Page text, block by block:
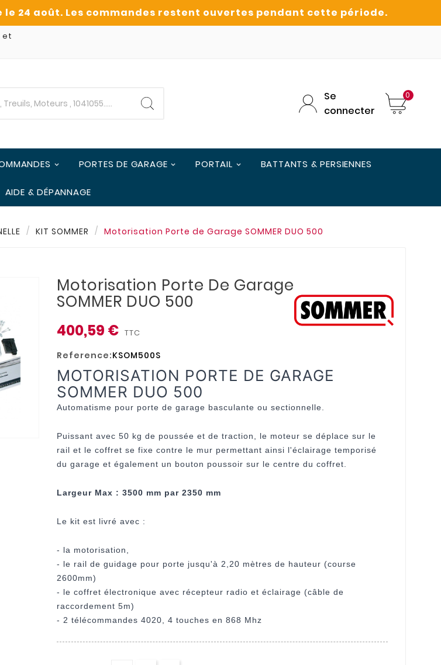
et
Se
connecter
0
PORTES DE GARAGE PORTAIL BATTANTS & PERSIENNES
AIDE & DÉPANNAGE
KIT SOMMER Motorisation Porte de Garage SOMMER DUO 500
Motorisation Porte De Garage
SOMMER DUO 500
400,59 € TTC
Reference:KSOM500S
MOTORISATION PORTE DE GARAGE
SOMMER DUO 500
Automatisme pour porte de garage basculante ou sectionnelle.
Puissant avec 50 kg de poussée et de traction, le moteur se déplace sur le
rail et le coffret se fixe contre le mur permettant ainsi l'éclairage temporisé
du garage et également un bouton poussoir sur le centre du coffret.
Largeur Max : 3500 mm par 2350 mm
Le kit est livré avec :
- la motorisation,
- le rail de guidage pour porte jusqu'à 2,20 mètres de hauteur (course
2600mm)
- le coffret électronique avec récepteur radio et éclairage (câble de
raccordement 5m)
- 2 télécommandes 4020, 4 touches en 868 Mhz